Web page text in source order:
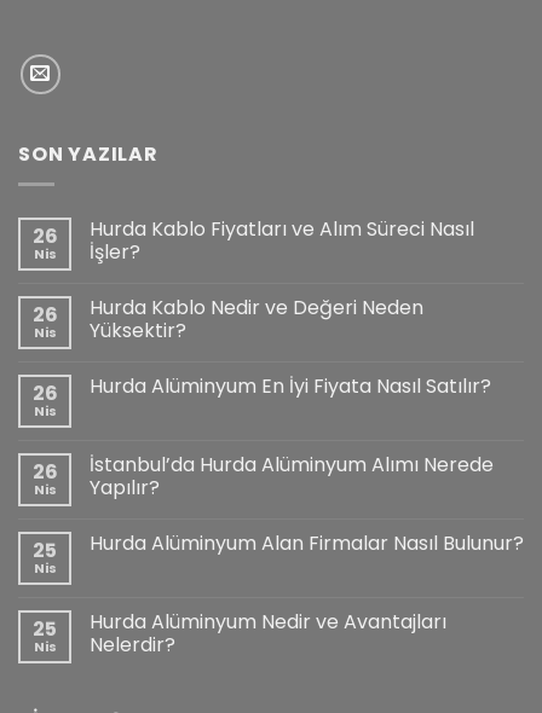
SON YAZILAR
26
Nis
Hurda Kablo Fiyatları ve Alım Süreci Nasıl
İşler?
26
Nis
Hurda Kablo Nedir ve Değeri Neden
Yüksektir?
26
Nis
Hurda Alüminyum En İyi Fiyata Nasıl Satılır?
26
Nis
İstanbul’da Hurda Alüminyum Alımı Nerede
Yapılır?
25
Nis
Hurda Alüminyum Alan Firmalar Nasıl Bulunur?
25
Nis
Hurda Alüminyum Nedir ve Avantajları
Nelerdir?